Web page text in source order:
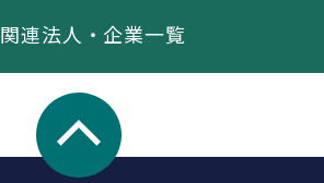
関連法人・企業一覧